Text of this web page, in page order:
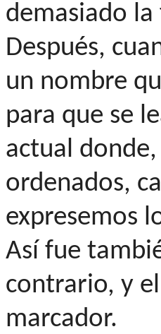
demasiado
Después,
un nombre
para que se
actual
ordenados,
expresemos
Así fue
contrario, y
marcador.